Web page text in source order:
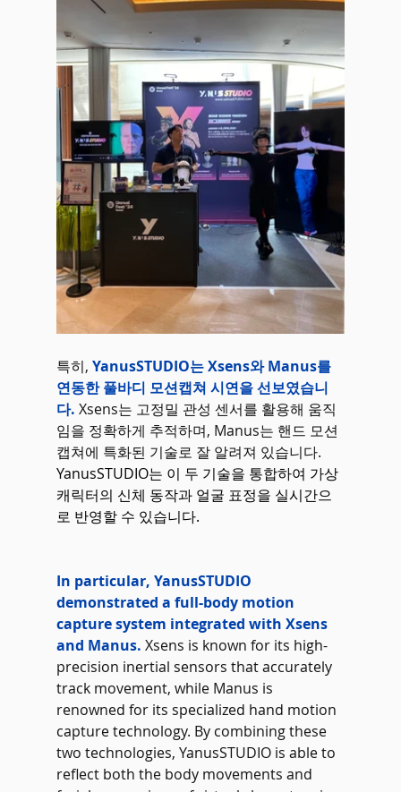
특히, YanusSTUDIO는 Xsens와 Manus를
연동한 풀바디 모션캡쳐 시연을 선보였습니
다. Xsens는 고정밀 관성 센서를 활용해 움직
임을 정확하게 추적하며, Manus는 핸드 모션
캡쳐에 특화된 기술로 잘 알려져 있습니다.
YanusSTUDIO는 이 두 기술을 통합하여 가상
캐릭터의 신체 동작과 얼굴 표정을 실시간으
로 반영할 수 있습니다.
In particular, YanusSTUDIO
demonstrated a full-body motion
capture system integrated with Xsens
and Manus. Xsens is known for its high-
precision inertial sensors that accurately
track movement, while Manus is
renowned for its specialized hand motion
capture technology. By combining these
two technologies, YanusSTUDIO is able to
reflect both the body movements and